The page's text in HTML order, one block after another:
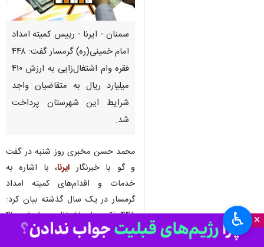
×
سمنان - ایرنا - رییس کمیته امداد
امام خمینی(ره) گرمسار گفت: ۴۴۸
فقره وام اشتغال‌زایی به ارزش ۴۱۰
میلیارد ریال به متقاضیان واجد
شرایط این شهرستان پرداخت
شد.
محمد حسن مخبری روز شنبه در گفت
و گو با خبرنگار ایرنا، با اشاره به
خدمات و اقدام‌های کمیته امداد
گرمسار در یک سال گذشته بیان کرد:
۴۴۸ فقره وام اشتغال به ارزش ۴۱۰
میلیارد ریال به متقاضیان واجد شرایط
♿︎